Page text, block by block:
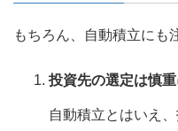
もちろん、自動積立にも
投資先の選定は慎重
自動積立とはいえ